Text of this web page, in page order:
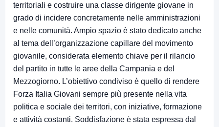
territoriali e costruire una classe dirigente giovane in
grado di incidere concretamente nelle amministrazioni
e nelle comunità. Ampio spazio è stato dedicato anche
al tema dell’organizzazione capillare del movimento
giovanile, considerata elemento chiave per il rilancio
del partito in tutte le aree della Campania e del
Mezzogiorno. L’obiettivo condiviso è quello di rendere
Forza Italia Giovani sempre più presente nella vita
politica e sociale dei territori, con iniziative, formazione
e attività costanti. Soddisfazione è stata espressa dal